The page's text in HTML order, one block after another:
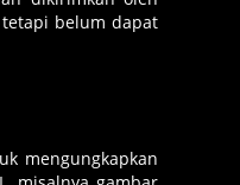
belum dapat
mengungkapkan